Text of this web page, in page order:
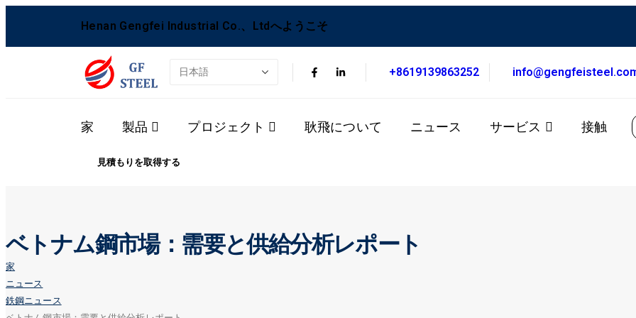
Henan Gengfei Industrial Co.、Ltdへようこそ
+8619139863252
家 製品 プロジェクト 耿飛について ニュース サービス 接触
見積もりを取得する
ベトナム鋼市場：需要と供給分析レポート
家
ニュース
鉄鋼ニュース